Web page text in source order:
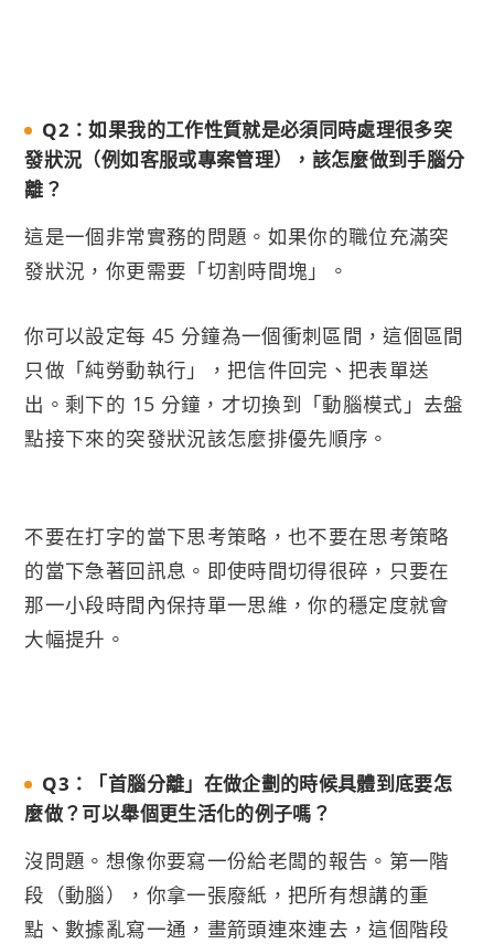
Q2：如果我的工作性質就是必須同時處理很多突
發狀況（例如客服或專案管理），該怎麼做到手腦分
離？
這是一個非常實務的問題。如果你的職位充滿突
發狀況，你更需要「切割時間塊」。
你可以設定每 45 分鐘為一個衝刺區間，這個區間
只做「純勞動執行」，把信件回完、把表單送
出。剩下的 15 分鐘，才切換到「動腦模式」去盤
點接下來的突發狀況該怎麼排優先順序。
不要在打字的當下思考策略，也不要在思考策略
的當下急著回訊息。即使時間切得很碎，只要在
那一小段時間內保持單一思維，你的穩定度就會
大幅提升。
Q3：「首腦分離」在做企劃的時候具體到底要怎
麼做？可以舉個更生活化的例子嗎？
沒問題。想像你要寫一份給老闆的報告。第一階
段（動腦），你拿一張廢紙，把所有想講的重
點、數據亂寫一通，畫箭頭連來連去，這個階段